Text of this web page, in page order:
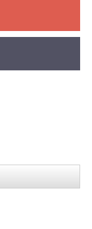
応するわけ
者が発行す
自身の判断
識・経験
スマニュア
を行って
付できませ
。
で了承願い